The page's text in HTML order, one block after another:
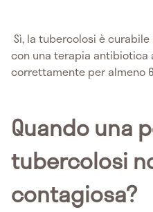
Sì, la tubercolosi è
con una terapia antibiotica
correttamente per almeno
Quando una
tubercolosi
contagiosa?